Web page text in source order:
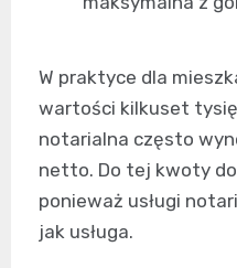
W praktyce dla
wartości kilkuset
notarialna często
netto. Do tej kwoty
ponieważ usługi
jak usługa.